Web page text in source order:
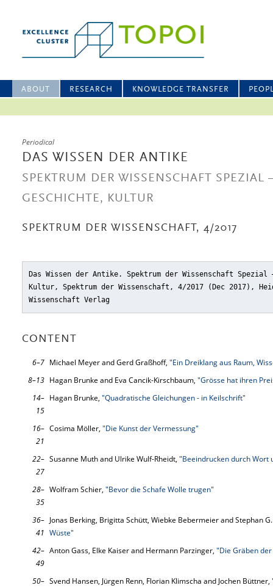
ABOUT RESEARCH KNOWLEDGE TRANSFER
Periodical
DAS WISSEN DER ANTIKE
SPEKTRUM DER WISSENSCHAFT SPEZIAL
GESCHICHTE, KULTUR
SPEKTRUM DER WISSENSCHAFT, 4/2017
Das Wissen der Antike. Spektrum der Wissenschaft
Kultur, Spektrum der Wissenschaft, 4/2017 (Dec 2017),
Wissenschaft Verlag
CONTENT
6–7 Michael Meyer and Gerd Graßhoff, "Ein Dreiklang aus Raum,
8–13 Hagan Brunke and Eva Cancik-Kirschbaum, "Grösse hat ihren
14–
15
Hagan Brunke, "Quadratische Gleichungen - in Keilschrift"
16–
21
Cosima Möller, "Die Kunst der Vermessung"
22–
27
Susanne Muth and Ulrike Wulf-Rheidt, "Beeindrucken durch Wort
28–
35
Wolfram Schier, "Bevor die Schafe Wolle trugen"
36–
41
Jonas Berking, Brigitta Schütt, Wiebke Bebermeier and Stephan
Wüste"
42–
49
Anton Gass, Elke Kaiser and Hermann Parzinger, "Die Gräben
50– Svend Hansen, Jürgen Renn, Florian Klimscha and Jochen Büttner,